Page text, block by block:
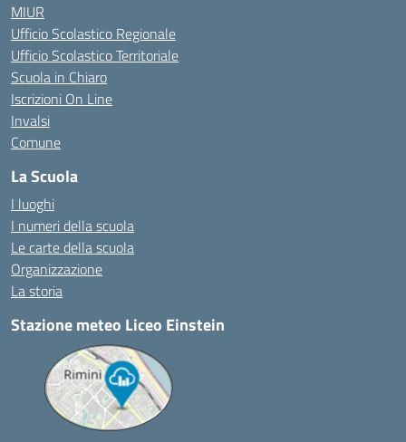
MIUR
Ufficio Scolastico Regionale
Ufficio Scolastico Territoriale
Scuola in Chiaro
Iscrizioni On Line
Invalsi
Comune
La Scuola
I luoghi
I numeri della scuola
Le carte della scuola
Organizzazione
La storia
Stazione meteo Liceo Einstein